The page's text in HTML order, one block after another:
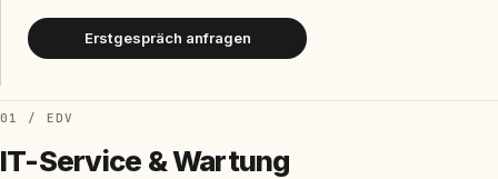
Erstgespräch anfragen
01 / EDV
IT-Service & Wartung